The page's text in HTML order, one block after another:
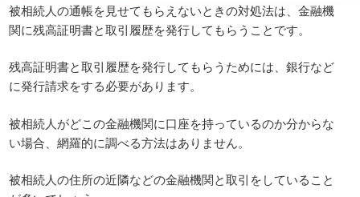
被相続人の通帳を見せてもらえないときの対処法は、金融機
関に残高証明書と取引履歴を発行してもらうことです。
残高証明書と取引履歴を発行してもらうためには、銀行など
に発行請求をする必要があります。
被相続人がどこの金融機関に口座を持っているのか分からな
い場合、網羅的に調べる方法はありません。
被相続人の住所の近隣などの金融機関と取引をしていること